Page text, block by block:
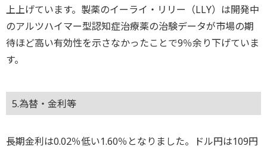
上上げています。製薬のイーライ・リリー（LLY）は開発中
のアルツハイマー型認知症治療薬の治験データが市場の期
待ほど高い有効性を示さなかったことで9％余り下げていま
す。
5.為替・金利等
長期金利は0.02％低い1.60％となりました。ドル円は109円